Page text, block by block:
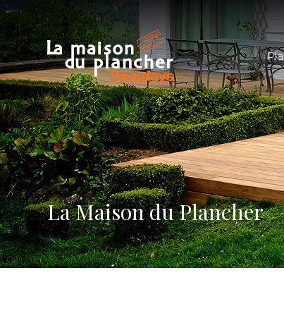
La Maison du Plancher